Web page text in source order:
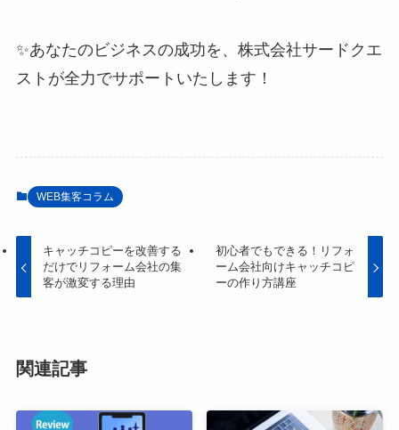
✨あなたのビジネスの成功を、株式会社サードクエ
ストが全力でサポートいたします！
WEB集客コラム
キャッチコピーを改善する
だけでリフォーム会社の集
客が激変する理由
初心者でもできる！リフォ
ーム会社向けキャッチコピ
ーの作り方講座
関連記事